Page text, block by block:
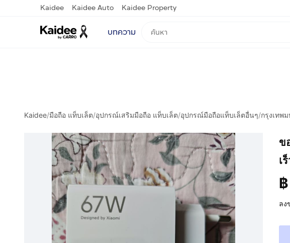
Kaidee Kaidee Auto Kaidee Property
บทความ
Kaidee/มือถือ แท็บเล็ต/อุปกรณ์เสริมมือถือ แท็บเล็ต/อุปกรณ์มือถือแท็บเล็ตอื่นๆ/กรุงเทพ
ข
เ
฿
ลง